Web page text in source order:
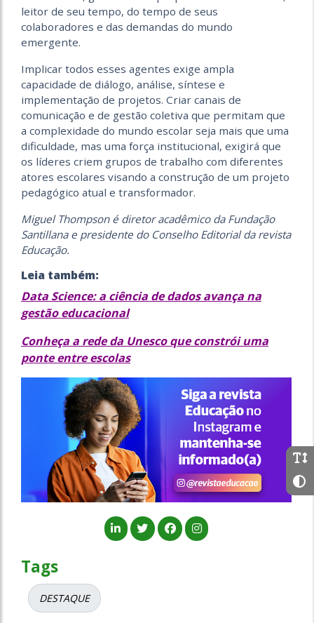
leitor de seu tempo, do tempo de seus
colaboradores e das demandas do mundo
emergente.
Implicar todos esses agentes exige ampla
capacidade de diálogo, análise, síntese e
implementação de projetos. Criar canais de
comunicação e de gestão coletiva que permitam que
a complexidade do mundo escolar seja mais que uma
dificuldade, mas uma força institucional, exigirá que
os líderes criem grupos de trabalho com diferentes
atores escolares visando a construção de um projeto
pedagógico atual e transformador.
Miguel Thompson é diretor acadêmico da Fundação
Santillana e presidente do Conselho Editorial da revista
Educação.
Leia também:
Data Science: a ciência de dados avança na
gestão educacional
Conheça a rede da Unesco que constrói uma
ponte entre escolas
Tags
DESTAQUE